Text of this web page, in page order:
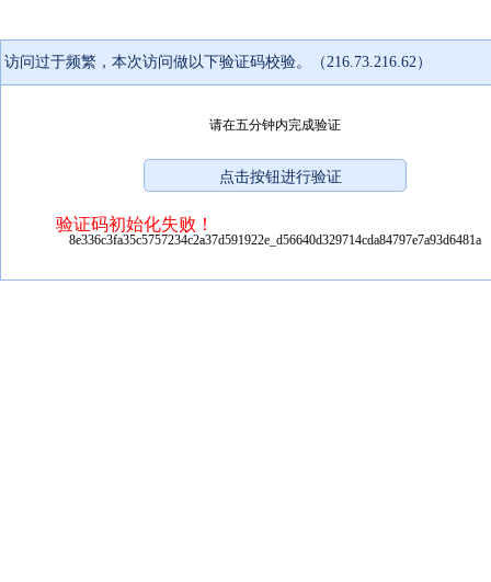
访问过于频繁，本次访问做以下验证码校验。（216.73.216.62）
请在五分钟内完成验证
验证码初始化失败！
8e336c3fa35c5757234c2a37d591922e_d56640d329714cda84797e7a93d6481a